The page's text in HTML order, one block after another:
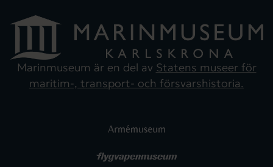
Marinmuseum är en del av Statens museer för
maritim-, transport- och försvarshistoria.